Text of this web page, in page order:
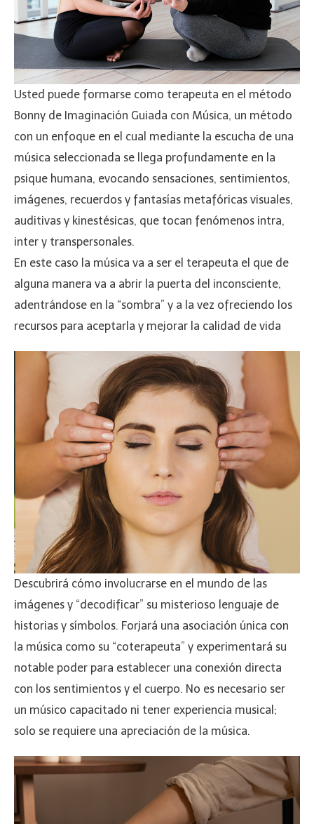
Usted puede formarse como terapeuta en el método
Bonny de Imaginación Guiada con Música, un método
con un enfoque en el cual mediante la escucha de una
música seleccionada se llega profundamente en la
psique humana, evocando sensaciones, sentimientos,
imágenes, recuerdos y fantasías metafóricas visuales,
auditivas y kinestésicas, que tocan fenómenos intra,
inter y transpersonales.
En este caso la música va a ser el terapeuta el que de
alguna manera va a abrir la puerta del inconsciente,
adentrándose en la “sombra” y a la vez ofreciendo los
recursos para aceptarla y mejorar la calidad de vida
Descubrirá cómo involucrarse en el mundo de las
imágenes y “decodificar” su misterioso lenguaje de
historias y símbolos. Forjará una asociación única con
la música como su “coterapeuta” y experimentará su
notable poder para establecer una conexión directa
con los sentimientos y el cuerpo. No es necesario ser
un músico capacitado ni tener experiencia musical;
solo se requiere una apreciación de la música.